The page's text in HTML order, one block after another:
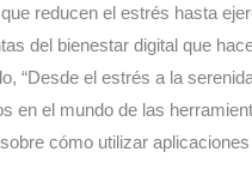
reducen el estrés hasta
del bienestar digital que
“Desde el estrés a la
en el mundo de las
cómo utilizar